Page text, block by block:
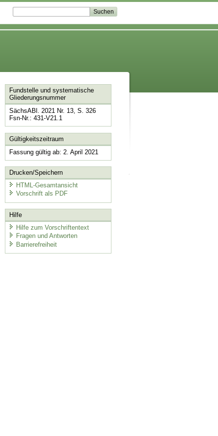
Fundstelle und systematische
Gliederungsnummer
SächsABl. 2021 Nr. 13, S. 326
Fsn-Nr.: 431-V21.1
Gültigkeitszeitraum
Fassung gültig ab: 2. April 2021
Drucken/Speichern
HTML-Gesamtansicht
Vorschrift als PDF
Hilfe
Hilfe zum Vorschriftentext
Fragen und Antworten
Barrierefreiheit